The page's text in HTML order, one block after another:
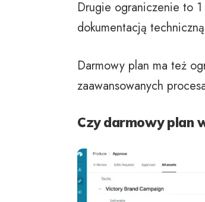
Drugie ograniczenie to
dokumentacją
Darmowy plan ma też
zaawansowanych
Czy darmowy plan